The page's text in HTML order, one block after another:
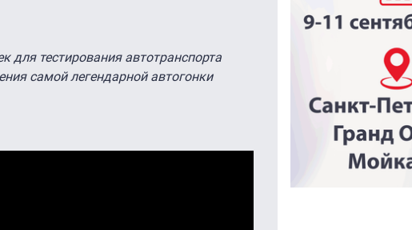
тестирования автотранспорта
самой легендарной автогонки